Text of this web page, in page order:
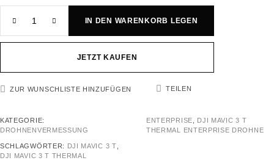
IN DEN WARENKORB LEGEN
JETZT KAUFEN
ZUR WUNSCHLISTE HINZUFÜGEN TEILEN
KATEGORIE:
DROHNENVERMESSUNG
SCHLAGWÖRTER: DJI MAVIC 3 T
DJI MAVIC 3 T THERMAL
ENTERPRISE
DJI MAVIC 3 T
THERMAL ENTERPRISE DROHNE